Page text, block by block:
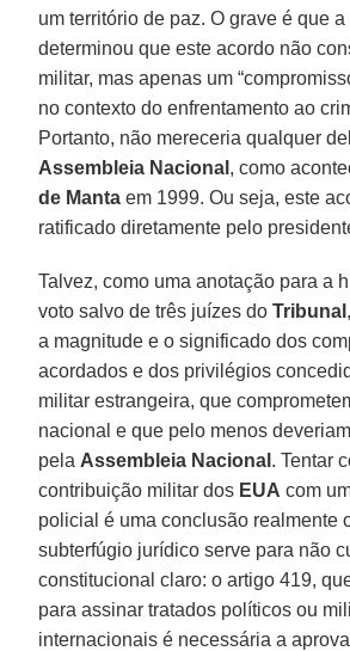
um território de paz. O grave é que a
determinou que este acordo não
militar, mas apenas um
no contexto do enfrentamento ao
Portanto, não mereceria qualquer
Assembleia Nacional , como
de Manta em 1999. Ou seja, este
ratificado diretamente pelo
Talvez, como uma anotação para a
voto salvo de três juízes doTribunal
a magnitude e o significado dos
acordados e dos privilégios
militar estrangeira, que
nacional e que pelo menos
pela Assembleia Nacional . Tentar
contribuição militar dos EUA com
policial é uma conclusão realmente
subterfúgio jurídico serve para não
constitucional claro: o artigo 419,
para assinar tratados políticos ou
internacionais é necessária a